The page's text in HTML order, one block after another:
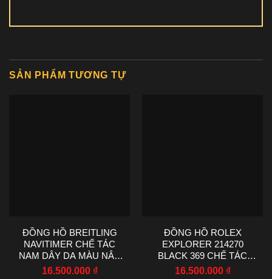
SẢN PHẨM TƯƠNG TỰ
ĐỒNG HỒ BREITLING
NAVITIMER CHẾ TÁC
NAM DÂY DA MÀU NÂU
NHÀ MÁY EF 43MM
16.500.000 ₫
ĐỒNG HỒ ROLEX
EXPLORER 214270
BLACK 369 CHẾ TÁC
NHÀ MÁY VS 36MM
16.500.000 ₫